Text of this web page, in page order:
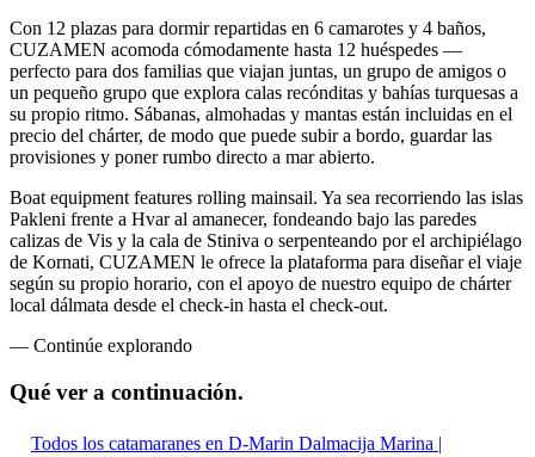
Con 12 plazas para dormir repartidas en 6 camarotes y 4 baños,
CUZAMEN acomoda cómodamente hasta 12 huéspedes —
perfecto para dos familias que viajan juntas, un grupo de amigos o
un pequeño grupo que explora calas recónditas y bahías turquesas a
su propio ritmo. Sábanas, almohadas y mantas están incluidas en el
precio del chárter, de modo que puede subir a bordo, guardar las
provisiones y poner rumbo directo a mar abierto.
Boat equipment features rolling mainsail. Ya sea recorriendo las islas
Pakleni frente a Hvar al amanecer, fondeando bajo las paredes
calizas de Vis y la cala de Stiniva o serpenteando por el archipiélago
de Kornati, CUZAMEN le ofrece la plataforma para diseñar el viaje
según su propio horario, con el apoyo de nuestro equipo de chárter
local dálmata desde el check-in hasta el check-out.
— Continúe explorando
Qué ver a continuación.
Todos los catamaranes en D-Marin Dalmacija Marina |